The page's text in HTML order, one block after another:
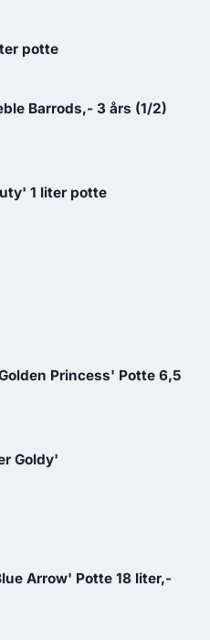
potte
Barrods,- 3 års (1/2)
1 liter potte
Princess' Potte 6,5
Goldy'
Arrow' Potte 18 liter,-